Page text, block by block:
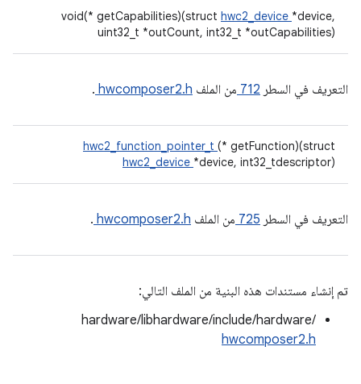
void(* getCapabilities)(struct hwc2_device *device,
uint32_t *outCount, int32_t *outCapabilities)
التعريف في السطر 712 من الملف hwcomposer2.h
.
hwc2_function_pointer_t (* getFunction)(struct
hwc2_device *device, int32_tdescriptor)
التعريف في السطر 725 من الملف hwcomposer2.h
.
تم إنشاء مستندات هذه البنية من الملف التالي:
hardware/libhardware/include/hardware/
hwcomposer2.h